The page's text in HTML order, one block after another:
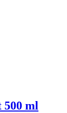
500 ml